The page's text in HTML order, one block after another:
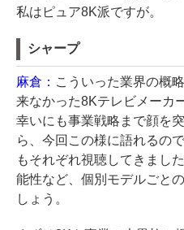
私はピュア8K派ですが。
シャープ
麻倉： こういった業界の概
来なかった8Kテレビメーカ
幸いにも事業戦略まで顔を
ら、今回この様に語れるの
もそれぞれ視聴してきまし
能性など、個別モデルごと
しょう。